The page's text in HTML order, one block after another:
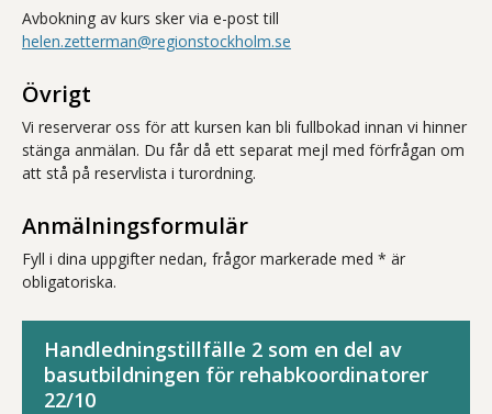
Avbokning av kurs sker via e-post till
helen.zetterman@regionstockholm.se
Övrigt
Vi reserverar oss för att kursen kan bli fullbokad innan vi hinner
stänga anmälan. Du får då ett separat mejl med förfrågan om
att stå på reservlista i turordning.
Anmälningsformulär
Fyll i dina uppgifter nedan, frågor markerade med * är
obligatoriska.
Handledningstillfälle 2 som en del av
basutbildningen för rehabkoordinatorer
22/10